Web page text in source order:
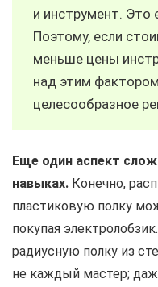
и инструмент. Это
Поэтому, если
меньше цены
над этим
целесообразное
Еще один аспект
навыках. Конечно,
пластиковую полку
покупая
радиусную полку из
не каждый мастер;